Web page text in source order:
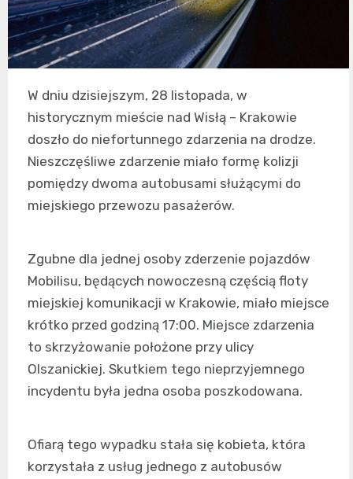
W dniu dzisiejszym, 28 listopada, w
historycznym mieście nad Wisłą – Krakowie
doszło do niefortunnego zdarzenia na drodze.
Nieszczęśliwe zdarzenie miało formę kolizji
pomiędzy dwoma autobusami służącymi do
miejskiego przewozu pasażerów.
Zgubne dla jednej osoby zderzenie pojazdów
Mobilisu, będących nowoczesną częścią floty
miejskiej komunikacji w Krakowie, miało miejsce
krótko przed godziną 17:00. Miejsce zdarzenia
to skrzyżowanie położone przy ulicy
Olszanickiej. Skutkiem tego nieprzyjemnego
incydentu była jedna osoba poszkodowana.
Ofiarą tego wypadku stała się kobieta, która
korzystała z usług jednego z autobusów